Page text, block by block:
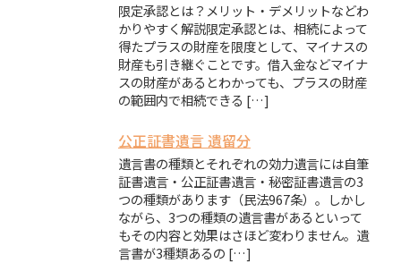
限定承認とは？メリット・デメリットなどわ
かりやすく解説限定承認とは、相続によって
得たプラスの財産を限度として、マイナスの
財産も引き継ぐことです。借入金などマイナ
スの財産があるとわかっても、プラスの財産
の範囲内で相続できる […]
公正証書遺言 遺留分
遺言書の種類とそれぞれの効力遺言には自筆
証書遺言・公正証書遺言・秘密証書遺言の3
つの種類があります（民法967条）。しかし
ながら、3つの種類の遺言書があるといって
もその内容と効果はさほど変わりません。遺
言書が3種類あるの […]